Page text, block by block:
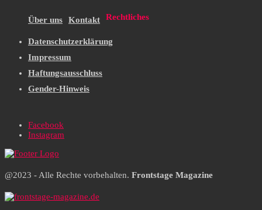
Über uns Kontakt Rechtliches
Datenschutzerklärung
Impressum
Haftungsausschluss
Gender-Hinweis
Facebook
Instagram
@2023 - Alle Rechte vorbehalten. Frontstage Magazine